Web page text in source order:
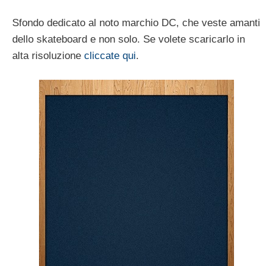
Sfondo dedicato al noto marchio DC, che veste amanti
dello skateboard e non solo. Se volete scaricarlo in
alta risoluzione cliccate qui.